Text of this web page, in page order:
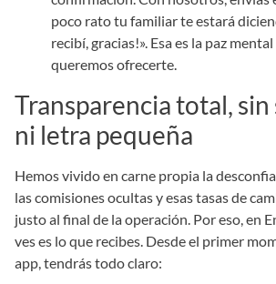
poco rato tu familiar te estará
recibí, gracias!». Esa es la paz
queremos ofrecerte.
Transparencia total, sin
ni letra pequeña
Hemos vivido en carne propia la
las comisiones ocultas y esas tasas de
justo al final de la operación. Por eso, en
ves es lo que recibes. Desde el primer
app, tendrás todo claro: